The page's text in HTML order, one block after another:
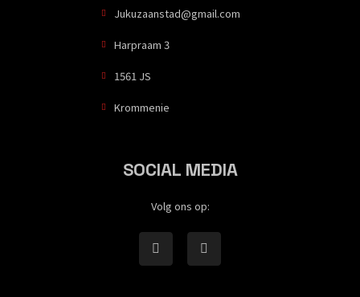
Jukuzaanstad@gmail.com
Harpraam 3
1561 JS
Krommenie
SOCIAL MEDIA
Volg ons op: